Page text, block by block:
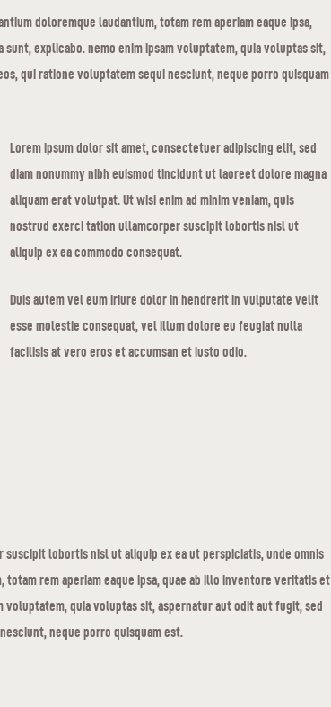
doloremque laudantium, totam rem aperiam eaque ipsa,
explicabo. nemo enim ipsam voluptatem, quia voluptas sit,
qui ratione voluptatem sequi nesciunt, neque porro quisquam
Lorem ipsum dolor sit amet, consectetuer adipiscing elit, sed
diam nonummy nibh euismod tincidunt ut laoreet dolore magna
aliquam erat volutpat. Ut wisi enim ad minim veniam, quis
nostrud exerci tation ullamcorper suscipit lobortis nisl ut
aliquip ex ea commodo consequat.
Duis autem vel eum iriure dolor in hendrerit in vulputate velit
esse molestie consequat, vel illum dolore eu feugiat nulla
facilisis at vero eros et accumsan et iusto odio.
lobortis nisl ut aliquip ex ea ut perspiciatis, unde omnis
rem aperiam eaque ipsa, quae ab illo inventore veritatis et
quia voluptas sit, aspernatur aut odit aut fugit, sed
neque porro quisquam est.